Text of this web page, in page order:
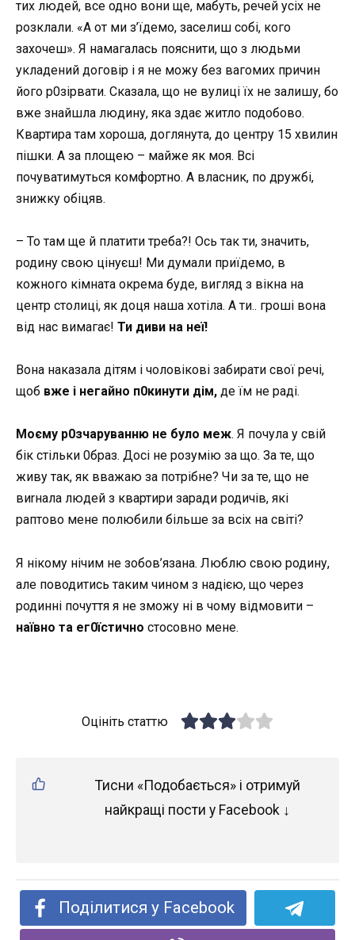
тих людей, все одно вони ще, мабуть, речей усіх не
розклали. «А от ми з’їдемо, заселиш собі, кого
захочеш». Я намагалась пояснити, що з людьми
укладений договір і я не можу без вагомих причин
його р0зірвати. Сказала, що не вулиці їх не залишу, бо
вже знайшла людину, яка здає житло подобово.
Квартира там хороша, доглянута, до центру 15 хвилин
пішки. А за площею – майже як моя. Всі
почуватимуться комфортно. А власник, по дружбі,
знижку обіцяв.
– То там ще й платити треба?! Ось так ти, значить,
родину свою цінуєш! Ми думали приїдемо, в
кожного кімната окрема буде, вигляд з вікна на
центр столиці, як доця наша хотіла. А ти.. гроші вона
від нас вимагає! Ти диви на неї!
Вона наказала дітям і чоловікові забирати свої речі,
щоб вже і негайно п0кинути дім, де їм не раді.
Моєму р0зчаруванню не було меж. Я почула у свій
бік стільки 0браз. Досі не розумію за що. За те, що
живу так, як вважаю за потрібне? Чи за те, що не
виrнала людей з квартири заради родичів, які
раптово мене полюбили більше за всіх на світі?
Я нікому нічим не зобов’язана. Люблю свою родину,
але поводитись таким чином з надією, що через
родинні почуття я не зможу ні в чому відмовити –
наївно та ег0їстично стосовно мене.
Оцініть статтю
Тисни «Подобається» і отримуй
найкращі пости у Facebook ↓
Поділитися у Facebook